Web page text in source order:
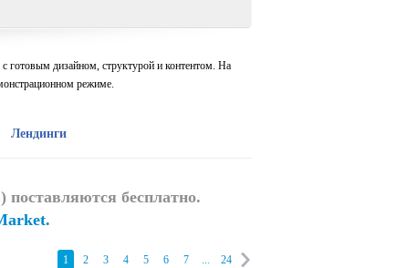
готовым дизайном, структурой и контентом. На
режиме.
Лендинги
поставляютсябесплатно.
1 2 3 4 5 6 7 ... 24